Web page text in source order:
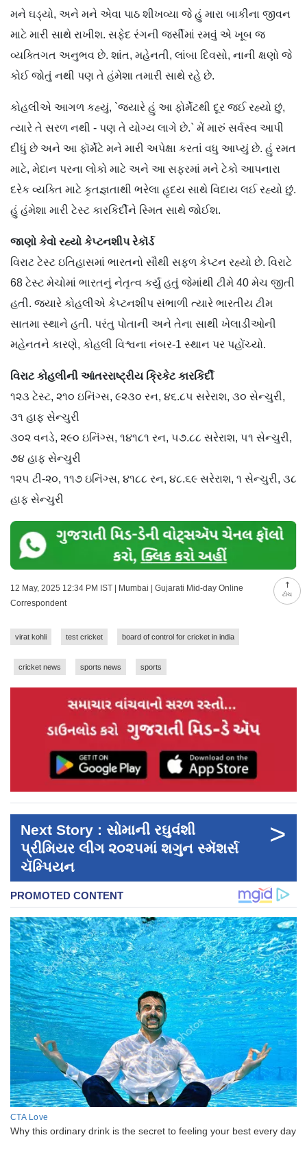
ટોચ
મને ઘડ્યો, અને મને એવા પાઠ શીખવ્યા જે હું મારા બાકીના જીવન
માટે મારી સાથે રાખીશ. સફેદ રંગની જર્સીમાં રમવું એ ખૂબ જ
વ્યક્તિગત અનુભવ છે. શાંત, મહેનતી, લાંબા દિવસો, નાની ક્ષણો જે
કોઈ જોતું નથી પણ તે હંમેશા તમારી સાથે રહે છે.
કોહલીએ આગળ કહ્યું, `જ્યારે હું આ ફોર્મેટથી દૂર જઈ રહ્યો છું,
ત્યારે તે સરળ નથી - પણ તે યોગ્ય લાગે છે.` મેં મારું સર્વસ્વ આપી
દીધું છે અને આ ફૉર્મેટે મને મારી અપેક્ષા કરતાં વધુ આપ્યું છે. હું રમત
માટે, મેદાન પરના લોકો માટે અને આ સફરમાં મને ટેકો આપનારા
દરેક વ્યક્તિ માટે કૃતજ્ઞતાથી ભરેલા હૃદય સાથે વિદાય લઈ રહ્યો છું.
હું હંમેશા મારી ટેસ્ટ કારકિર્દીને સ્મિત સાથે જોઈશ.
જાણો કેવો રહ્યો કેપ્ટનશીપ રેકૉર્ડ
વિરાટ ટેસ્ટ ઇતિહાસમાં ભારતનો સૌથી સફળ કેપ્ટન રહ્યો છે. વિરાટે
68 ટેસ્ટ મેચોમાં ભારતનું નેતૃત્વ કર્યું હતું જેમાંથી ટીમે 40 મેચ જીતી
હતી. જ્યારે કોહલીએ કેપ્ટનશીપ સંભાળી ત્યારે ભારતીય ટીમ
સાતમા સ્થાને હતી. પરંતુ પોતાની અને તેના સાથી ખેલાડીઓની
મહેનતને કારણે, કોહલી વિશ્વના નંબર-1 સ્થાન પર પહોંચ્યો.
વિરાટ કોહલીની આંતરરાષ્ટ્રીય ક્રિકેટ કારકિર્દી
૧૨૩ ટેસ્ટ, ૨૧૦ ઇનિંગ્સ, ૯૨૩૦ રન, ૪૬.૮૫ સરેરાશ, ૩૦ સેન્ચુરી,
૩૧ હાફ સેન્ચુરી
૩૦૨ વનડે, ૨૯૦ ઇનિંગ્સ, ૧૪૧૮૧ રન, ૫૭.૮૮ સરેરાશ, ૫૧ સેન્ચુરી,
૭૪ હાફ સેન્ચુરી
૧૨૫ ટી-૨૦, ૧૧૭ ઇનિંગ્સ, ૪૧૮૮ રન, ૪૮.૬૯ સરેરાશ, ૧ સેન્ચુરી, ૩૮
હાફ સેન્ચુરી
12 May, 2025 12:34 PM IST | Mumbai | Gujarati Mid-day Online
Correspondent
virat kohli test cricket board of control for cricket in india
cricket news sports news sports
Next Story : સોમાની રઘુવંશી
પ્રીમિયર લીગ ૨૦૨૫માં શગુન સ્મૅશર્સ
ચૅમ્પિયન
>